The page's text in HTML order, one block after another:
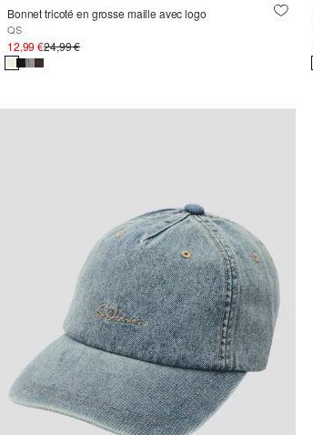
Bonnet tricoté en grosse maille avec logo
QS
12,99 €24,99 €